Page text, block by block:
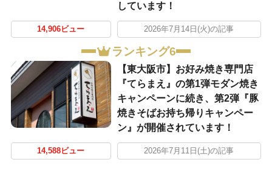
しています！
14,906ビュー 2026年7月14日(火)の記事
ランキング6
【東大阪市】お好み焼き専門店
『てらまえ』の第1弾モダン焼き
キャンペーンに続き、第2弾『豚
焼きそばお持ち帰りキャンペー
ン』が開催されています！
14,588ビュー 2026年7月11日(土)の記事